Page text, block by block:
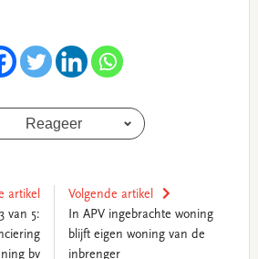
Reageer
artikel
van 5:
bv
Volgende artikel
In APV ingebrachte woning
blijft eigen woning van de
inbrenger